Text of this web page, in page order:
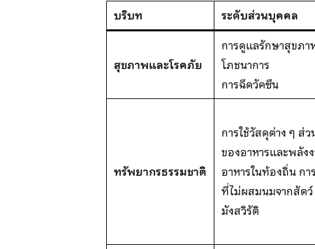
บริบท
ระดับส่วนบุคคล
สุขภาพและโรคภัย
การดูแลรักษาสุขภ
โภชนาการ
การฉีดวัคซีน
ทรัพยากรธรรมชาติ
การใช้วัสดุต่าง ๆ ส่
ของอาหารและพลัง
อาหารในท้องถิ่น ก
ที่ไม่ผสมนมจากสัต
มังสวิรัติ